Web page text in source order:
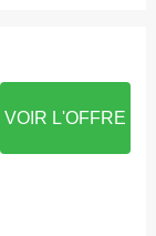
VOIR L'OFFRE